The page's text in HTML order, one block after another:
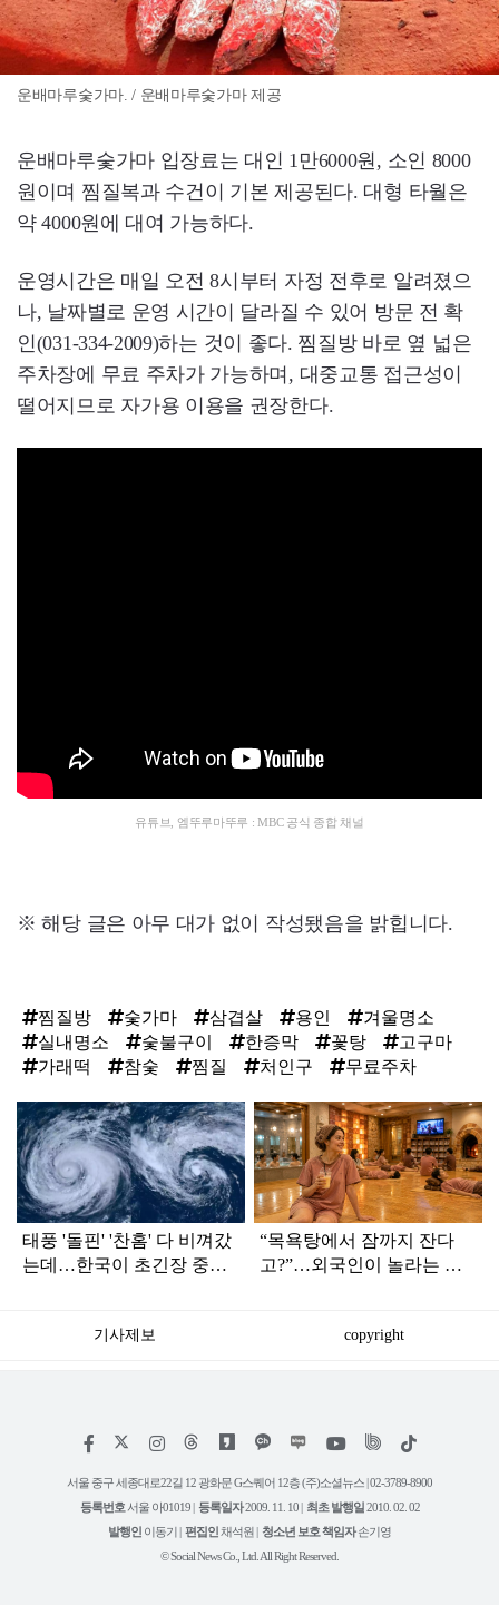
운배마루숯가마. / 운배마루숯가마 제공
운배마루숯가마 입장료는 대인 1만6000원, 소인 8000
원이며 찜질복과 수건이 기본 제공된다. 대형 타월은
약 4000원에 대여 가능하다.
운영시간은 매일 오전 8시부터 자정 전후로 알려졌으
나, 날짜별로 운영 시간이 달라질 수 있어 방문 전 확
인(031-334-2009)하는 것이 좋다. 찜질방 바로 옆 넓은
주차장에 무료 주차가 가능하며, 대중교통 접근성이
떨어지므로 자가용 이용을 권장한다.
유튜브, 엠뚜루마뚜루 : MBC 공식 종합 채널
※ 해당 글은 아무 대가 없이 작성됐음을 밝힙니다.
찜질방 숯가마 삼겹살 용인
겨울명소
실내명소
숯불구이 한증막 꽃탕
고구마
가래떡
참숯 찜질 처인구 무료주차
탑
라
인
태풍 '돌핀' '찬홈' 다 비껴갔
는데…한국이 초긴장 중인
“목욕탕에서 잠까지 잔다
고?”…외국인이 놀라는 한
기사제보 copyright
페
스
인
타
램
위
트
유
튜
틱
서울 중구 세종대로22길 12 광화문 G스퀘어 12층 (주)소셜뉴스 | 02-3789-8900
등록번호 서울 아01019 | 등록일자2009. 11. 10 | 최초 발행일2010. 02. 02
발행인 이동기 | 편집인채석원 | 청소년 보호 책임자손기영
© Social News Co., Ltd. All Right Reserved.